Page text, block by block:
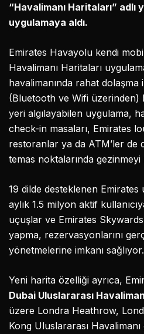
“Havalimanı Haritaları” adlı
uygulamaya aldı.
Emirates Havayolu kendi
Havalimanı Haritaları
havalimanında rahat dolaşma
(Bluetooth ve Wifi üzerinden)
yeri algılayabilen uygulama,
check-in masaları, Emirates
restoranlar ya da ATM’ler de
temas noktalarında
19 dilde desteklenen Emirates
aylık 1.5 milyon aktif
uçuşlar ve Emirates
yapma, rezervasyonlarını
yönetmelerine imkanı sağlıyor.
Yeni harita özelliği ayrıca,
Dubai Uluslararası
üzere Londra Heathrow,
Kong Uluslararası